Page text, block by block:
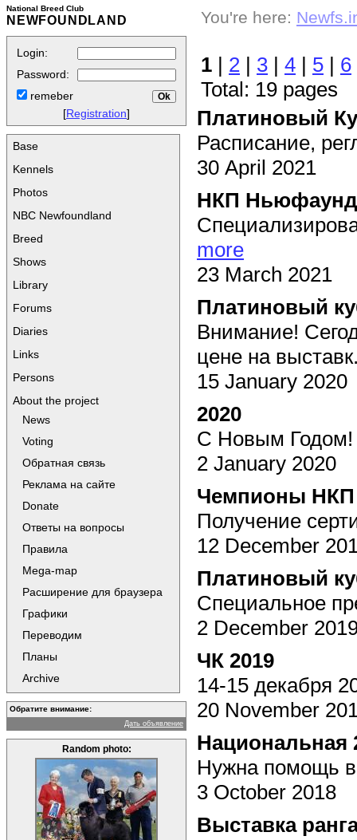
National Breed Club
NEWFOUNDLAND
Login:
Password:
remeber
[Registration]
Base
Kennels
Photos
NBC Newfoundland
Breed
Shows
Library
Forums
Diaries
Links
Persons
About the project
News
Voting
Обратная связь
Реклама на сайте
Donate
Ответы на вопросы
Правила
Mega-map
Расширение для браузера
Графики
Переводим
Планы
Archive
Обратите внимание:
Дать объявление
Random photo:
You're here:
1 | 2 | 3 | 4 | 5 | 6
Total: 19 pages
Платиновый
Расписание,
30 April 2021
НКП
more
23 March 2021
Платиновый
Внимание!
цене на
15 January 2020
2020
С Новым
2 January 2020
Чемпионы НКП
Получение
12 December
Платиновый
Специальное
2 December
ЧК 2019
14-15 декабря
20 November
Национальная
Нужна помощь
3 October 2018
Выставка